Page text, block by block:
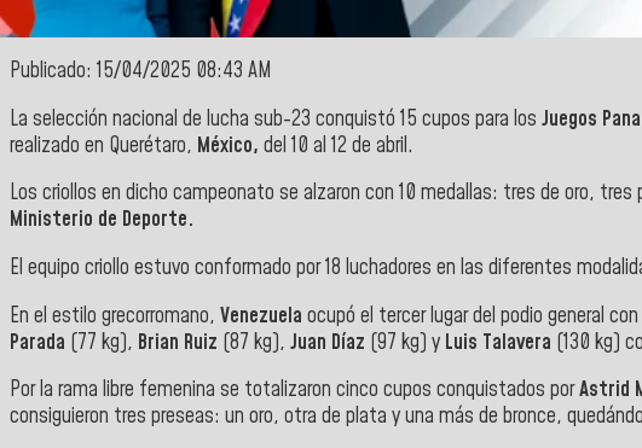
Publicado: 15/04/2025 08:43 AM
La selección nacional de lucha sub-23 conquistó 15 cupos para los Juegos
realizado en Querétaro, México, del 10 al 12 de abril.
Los criollos en dicho campeonato se alzaron con 10 medallas: tres de oro,
Ministerio de Deporte.
El equipo criollo estuvo conformado por 18 luchadores en las diferentes
En el estilo grecorromano, Venezuela ocupó el tercer lugar del podio general
Parada (77 kg), Brian Ruiz (87 kg), Juan Díaz (97 kg) y Luis Talavera (130 kg)
Por la rama libre femenina se totalizaron cinco cupos conquistados porAstrid
consiguieron tres preseas: un oro, otra de plata y una más de bronce,